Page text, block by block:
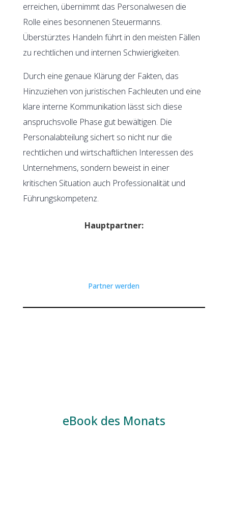
erreichen, übernimmt das Personalwesen die
Rolle eines besonnenen Steuermanns.
Überstürztes Handeln führt in den meisten Fällen
zu rechtlichen und internen Schwierigkeiten.
Durch eine genaue Klärung der Fakten, das
Hinzuziehen von juristischen Fachleuten und eine
klare interne Kommunikation lässt sich diese
anspruchsvolle Phase gut bewältigen. Die
Personalabteilung sichert so nicht nur die
rechtlichen und wirtschaftlichen Interessen des
Unternehmens, sondern beweist in einer
kritischen Situation auch Professionalität und
Führungskompetenz.
Hauptpartner:
Partner werden
eBook des Monats